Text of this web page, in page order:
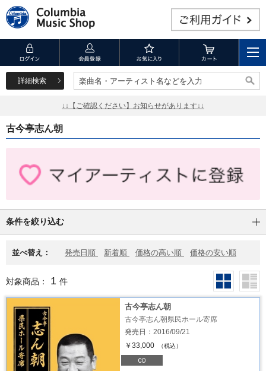
詳細検索 楽曲名・アーティスト名などを入力
楽曲名・アーティスト名などを入力
↓↓【ご確認ください】お知らせがあります↓↓
古今亭志ん朝
条件を絞り込む
並べ替え： 発売日順 新着順 価格の高い順 価格の安い順
対象商品： 1 件
古今亭志ん朝
古今亭志ん朝県民ホール寄席
発売日：2016/09/21
￥33,000
（税込）